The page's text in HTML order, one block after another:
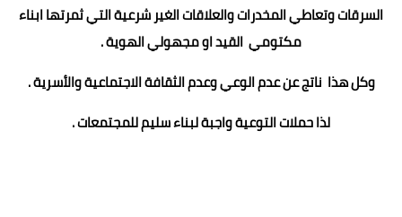
السرقات وتعاطي المخدرات والعلاقات الغير شرعية التي ثمرتها ابناء
مكتومي القيد او مجهولي الهوية .
وكل هذا ناتج عن عدم الوعي وعدم الثقافة الاجتماعية والأسرية .
لذا حملات التوعية واجبة لبناء سليم للمجتمعات .